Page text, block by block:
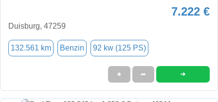
7.222 €
Duisburg, 47259
132.561 km Benzin 92 kw (125 PS)
★ ➦ ➜